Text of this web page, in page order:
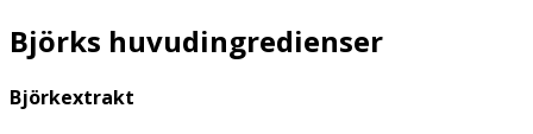
Björks huvudingredienser
Björkextrakt